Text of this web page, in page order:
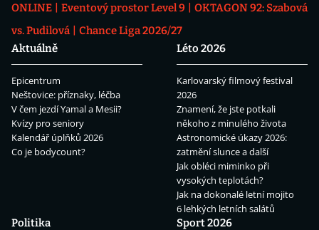
ONLINE
Eventový prostor Level 9
OKTAGON 92: Szabová
vs. Pudilová
Chance Liga 2026/27
Aktuálně
Epicentrum
Neštovice: příznaky, léčba
V čem jezdí Yamal a Mesii?
Kvízy pro seniory
Kalendář úplňků 2026
Co je bodycount?
Léto 2026
Karlovarský filmový festival
2026
Znamení, že jste potkali
někoho z minulého života
Astronomické úkazy 2026:
zatmění slunce a další
Jak obléci miminko při
vysokých teplotách?
Jak na dokonalé letní mojito
6 lehkých letních salátů
Politika
Sport 2026